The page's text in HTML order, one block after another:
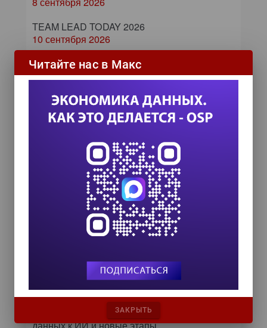
TEAM LEAD TODAY 2026
10 сентября 2026
Форум ProcessTech
18 сентября 2026
Управление данными 2026
24 сентября 2026
8 октября 2026
Zero Trust и Data Governance:
как управление данными
превращает дата-каталог в
ядро контура безопасности
Самое читаемое
24 сентября на форуме «Управление
данными — 2026» обсудят подготовку
Читайте нас в Макс
ЗАКРЫТЬ